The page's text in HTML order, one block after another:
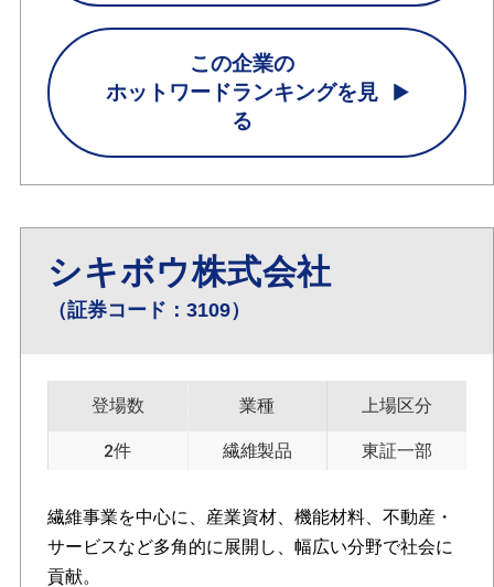
この企業の
ホットワードランキングを見
る
シキボウ株式会社
（証券コード：3109）
登場数
2件
業種
繊維製品
上場区分
東証一部
繊維事業を中心に、産業資材、機能材料、不動産・
サービスなど多角的に展開し、幅広い分野で社会に
貢献。